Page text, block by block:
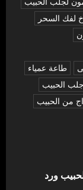
لفك السحر
طاعة عمياء
الحبيب
من الحبيب
ورد